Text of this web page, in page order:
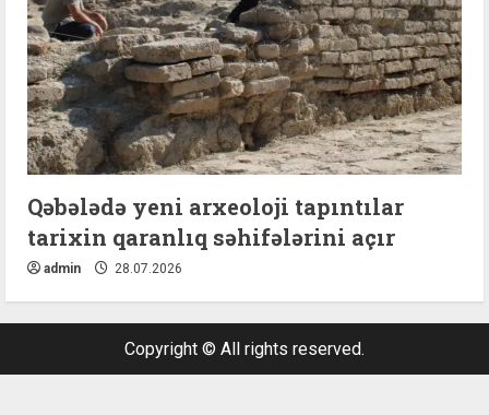
Qəbələdə yeni arxeoloji tapıntılar
tarixin qaranlıq səhifələrini açır
admin 28.07.2026
Copyright © All rights reserved.